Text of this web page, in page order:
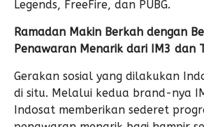
Legends, FreeFire, dan PUBG.
Ramadan Makin Berkah dengan
Penawaran Menarik dari IM3 dan
Gerakan sosial yang dilakukan
di situ. Melalui kedua brand-nya
Indosat memberikan sederet